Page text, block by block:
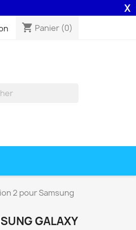
. X
shopping_cart Panier (0)
2 pour Samsung
GALAXY